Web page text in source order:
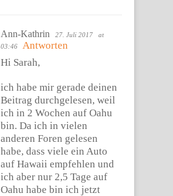
Ann-Kathrin 27. Juli 2017
at
03:46
Antworten
Hi Sarah,
ich habe mir gerade deinen
Beitrag durchgelesen, weil
ich in 2 Wochen auf Oahu
bin. Da ich in vielen
anderen Foren gelesen
habe, dass viele ein Auto
auf Hawaii empfehlen und
ich aber nur 2,5 Tage auf
Oahu habe bin ich jetzt